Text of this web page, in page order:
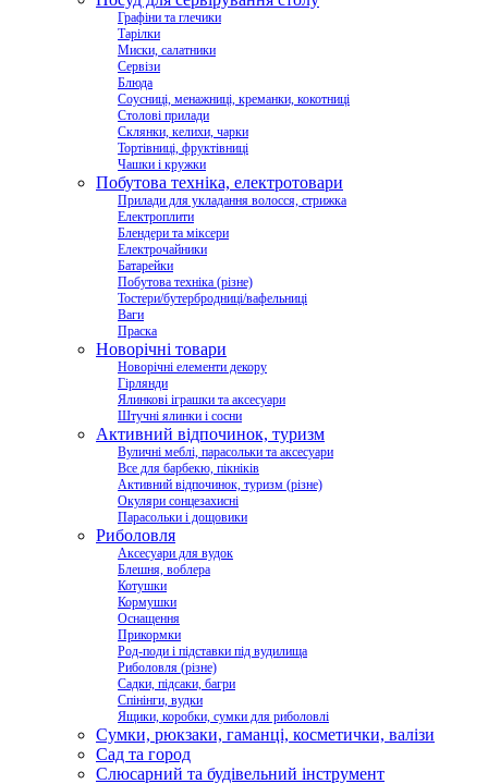
Графіни та глечики
Тарілки
Миски, салатники
Сервізи
Блюда
Соусниці, менажниці, креманки, кокотниці
Столові прилади
Склянки, келихи, чарки
Тортівниці, фруктівниці
Чашки і кружки
Побутова техніка, електротовари
Прилади для укладання волосся, стрижка
Електроплити
Блендери та міксери
Електрочайники
Батарейки
Побутова техніка (різне)
Тостери/бутербродниці/вафельниці
Ваги
Праска
Новорічні товари
Новорічні елементи декору
Гірлянди
Ялинкові іграшки та аксесуари
Штучні ялинки і сосни
Активний відпочинок, туризм
Вуличні меблі, парасольки та аксесуари
Все для барбекю, пікніків
Активний відпочинок, туризм (різне)
Окуляри сонцезахисні
Парасольки і дощовики
Риболовля
Аксесуари для вудок
Блешня, воблера
Котушки
Кормушки
Оснащення
Прикормки
Род-поди і підставки під вудилища
Риболовля (різне)
Садки, підсаки, багри
Спінінги, вудки
Ящики, коробки, сумки для риболовлі
Сумки, рюкзаки, гаманці, косметички, валізи
Сад та город
Слюсарний та будівельний інструмент